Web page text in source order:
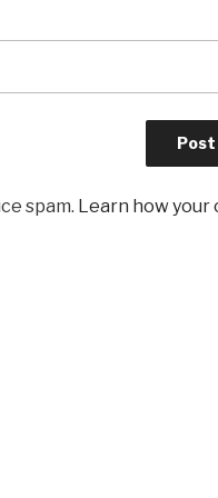
spam. Learn how your